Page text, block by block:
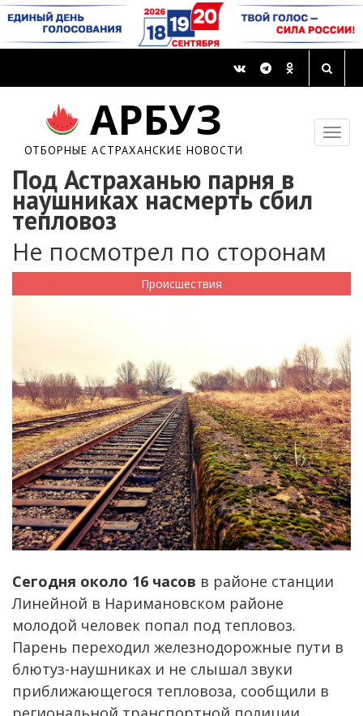
АРБУЗ
ОТБОРНЫЕ АСТРАХАНСКИЕ НОВОСТИ
Под Астраханью парня в
наушниках насмерть сбил
тепловоз
Не посмотрел по сторонам
Происшествия
Сегодня около 16 часов в районе станции
Линейной в Наримановском районе
молодой человек попал под тепловоз.
Парень переходил железнодорожные пути в
блютуз-наушниках и не слышал звуки
приближающегося тепловоза, сообщили в